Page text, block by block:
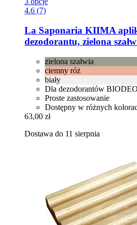
4.6 (7)
La Saponaria KIIMA
dezodorantu, zielona
zielona szałwia
ciemny róż
biały
Dla dezodorantów
Proste zastosowanie
Dostępny w różnych
63,00 zł
Dostawa do 11 sierpnia